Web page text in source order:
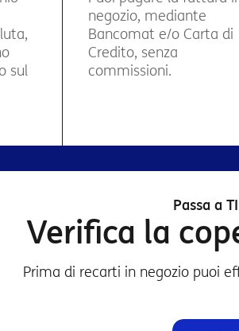
sul
negozio, mediante
Bancomat e/o Carta di
Credito, senza
commissioni.
Passa a
Verifica la
Prima di recarti in negozio puoi